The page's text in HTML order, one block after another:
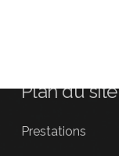
Plan du site
Prestations